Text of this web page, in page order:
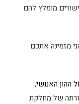
מומלץ להם
מזמינה אתכם
ההון האנושי,
של מחלקת